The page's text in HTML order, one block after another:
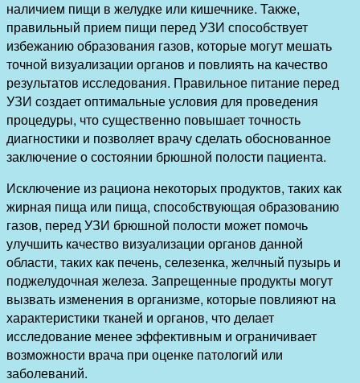
наличием пищи в желудке или кишечнике. Также,
правильный прием пищи перед УЗИ способствует
избежанию образования газов, которые могут мешать
точной визуализации органов и повлиять на качество
результатов исследования. Правильное питание перед
УЗИ создает оптимальные условия для проведения
процедуры, что существенно повышает точность
диагностики и позволяет врачу сделать обоснованное
заключение о состоянии брюшной полости пациента.
Исключение из рациона некоторых продуктов, таких как
жирная пища или пища, способствующая образованию
газов, перед УЗИ брюшной полости может помочь
улучшить качество визуализации органов данной
области, таких как печень, селезенка, желчный пузырь и
поджелудочная железа. Запрещенные продукты могут
вызвать изменения в организме, которые повлияют на
характеристики тканей и органов, что делает
исследование менее эффективным и ограничивает
возможности врача при оценке патологий или
заболеваний.